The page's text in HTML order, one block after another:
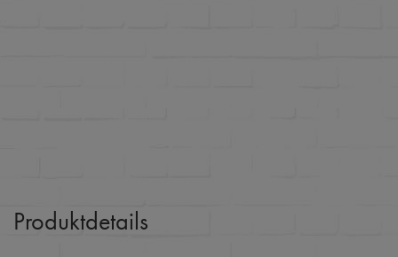
Produktdetails